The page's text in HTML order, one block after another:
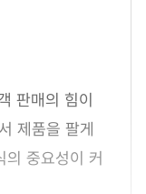
판매의 힘이
제품을 팔게
중요성이 커